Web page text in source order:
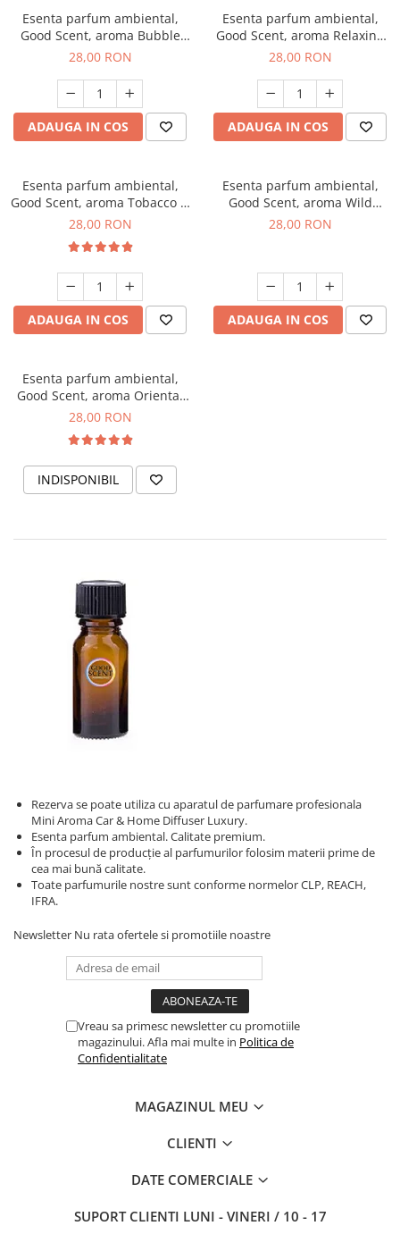
Esenta parfum ambiental,
Good Scent, aroma Bubble
Gum, 20 g
28,00 RON
ADAUGA IN COS
Esenta parfum ambiental,
Good Scent, aroma Relaxing
Lavender, 20 g
28,00 RON
ADAUGA IN COS
Esenta parfum ambiental,
Good Scent, aroma Tobacco &
Vanilla, 20 g
28,00 RON
ADAUGA IN COS
Esenta parfum ambiental,
Good Scent, aroma Wild
Sailor, 20 g
28,00 RON
ADAUGA IN COS
Esenta parfum ambiental,
Good Scent, aroma Oriental
Amber, 20 g
28,00 RON
INDISPONIBIL
Rezerva se poate utiliza cu aparatul de parfumare profesionala
Mini Aroma Car & Home Diffuser Luxury.
Esenta parfum ambiental. Calitate premium.
În procesul de producție al parfumurilor folosim materii prime de
cea mai bună calitate.
Toate parfumurile nostre sunt conforme normelor CLP, REACH,
IFRA.
Newsletter Nu rata ofertele si promotiile noastre
Vreau sa primesc newsletter cu promotiile
magazinului. Afla mai multe in Politica de
Confidentialitate
MAGAZINUL MEU
CLIENTI
DATE COMERCIALE
SUPORT CLIENTI LUNI - VINERI / 10 - 17